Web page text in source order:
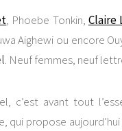
, Phoebe Tonkin, Claire
Aighewi ou encore
. Neuf femmes, neuf
c’est avant tout
qui propose